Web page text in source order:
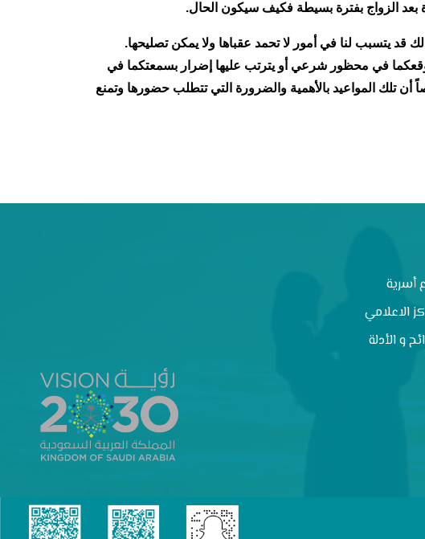
بعد الزواج بفترة بسيطة فكيف سيكون الحال.
يتسبب لنا في أمور لا تحمد عقباها ولا يمكن تصليحها.
في محظور شرعي أو يترتب عليها إضرار بسمعتكما في
تلك المواعيد بالأهمية والضرورة التي تتطلب حضورها وتمنع
أسرية
الاعلامي
و الأدلة